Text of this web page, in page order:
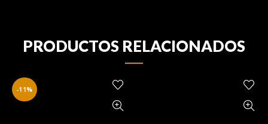
PRODUCTOS RELACIONADOS
-11%